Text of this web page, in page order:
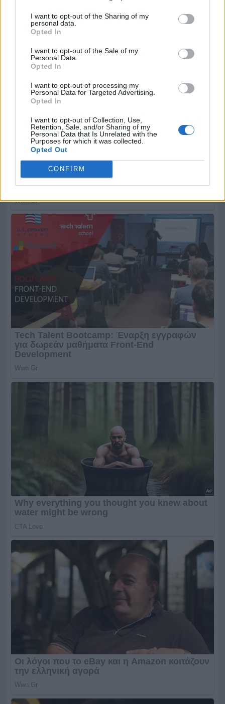
I want to opt-out of the Sharing of my
personal data.
Opted In
I want to opt-out of the Sale of my
Personal Data.
Opted In
I want to opt-out of processing my
Personal Data for Targeted Advertising.
Opted In
I want to opt-out of Collection, Use,
Retention, Sale, and/or Sharing of my
Personal Data that Is Unrelated with the
Purposes for which it was collected.
Opted Out
CONFIRM